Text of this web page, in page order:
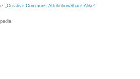
„Creative Commons Attribution/Share Alike“